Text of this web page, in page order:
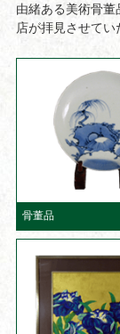
由緒ある美術骨
店が拝見させてい
骨董品